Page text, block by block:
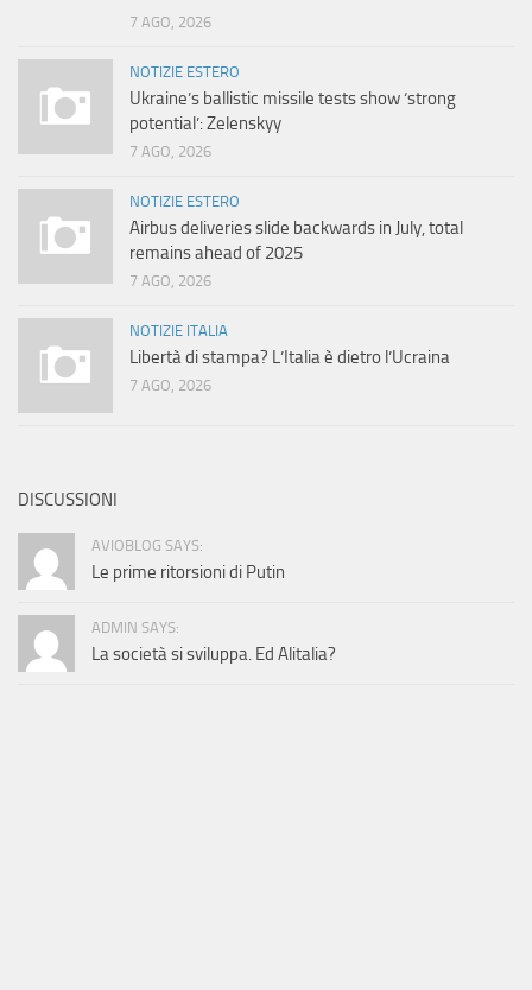
7 AGO, 2026
NOTIZIE ESTERO
Ukraine’s ballistic missile tests show ‘strong
potential’: Zelenskyy
7 AGO, 2026
NOTIZIE ESTERO
Airbus deliveries slide backwards in July, total
remains ahead of 2025
7 AGO, 2026
NOTIZIE ITALIA
Libertà di stampa? L’Italia è dietro l’Ucraina
7 AGO, 2026
DISCUSSIONI
AVIOBLOG SAYS:
Le prime ritorsioni di Putin
ADMIN SAYS:
La società si sviluppa. Ed Alitalia?